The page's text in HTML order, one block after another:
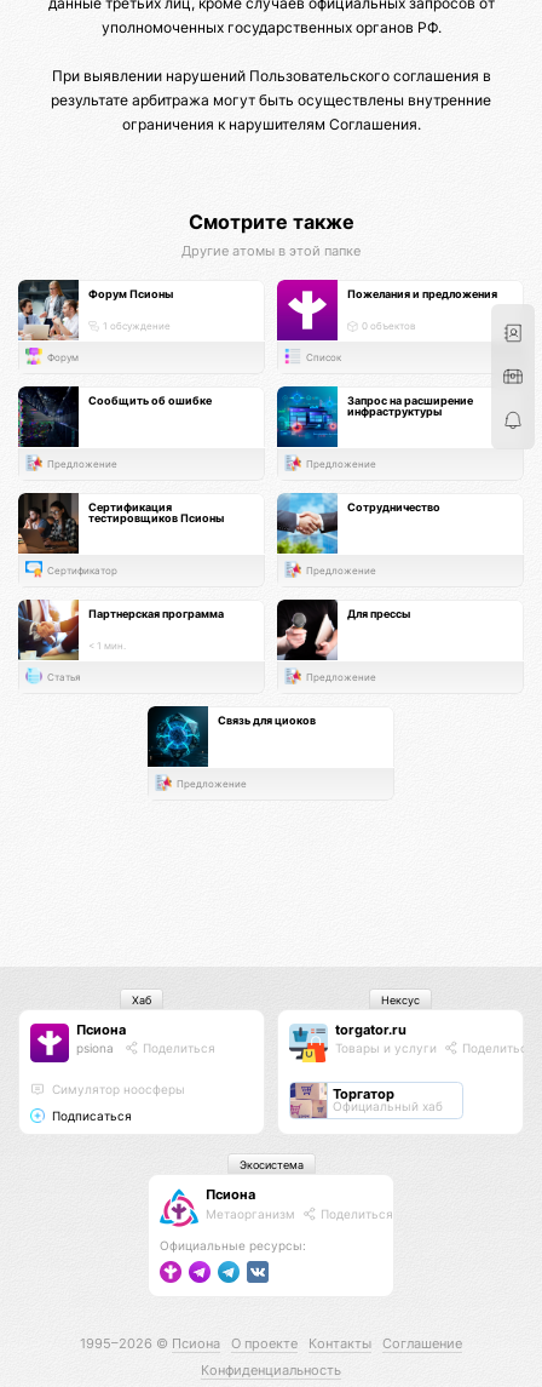
уполномоченных государственных органов РФ.
При выявлении нарушений Пользовательского соглашения в
результате арбитража могут быть осуществлены внутренние
ограничения к нарушителям Соглашения.
Смотрите также
Другие атомы в этой папке
Форум Псионы
1 обсуждение
Форум
Пожелания и предложения
0 объектов
Список
Сообщить об ошибке
Предложение
Запрос на расширение
инфраструктуры
Предложение
Сертификация
тестировщиков Псионы
Сертификатор
Сотрудничество
Предложение
Партнерская программа
< 1 мин.
Статья
Для прессы
Предложение
Связь для циоков
Предложение
Псиона
psiona Поделиться
Cимулятор ноосферы
Подписаться
Хаб
torgator.ru
Товары и услуги Поделиться
Торгатор
Официальный хаб
Нексус
Псиона
Метаорганизм Поделиться
Официальные ресурсы:
Экосистема
1995–2026 © Псиона О проекте Контакты
Соглашение
Конфиденциальность